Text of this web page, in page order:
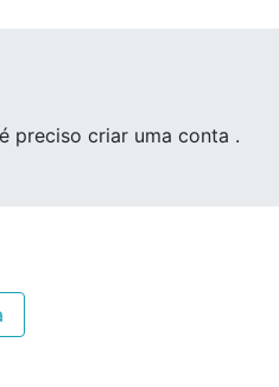
preciso criar uma conta .